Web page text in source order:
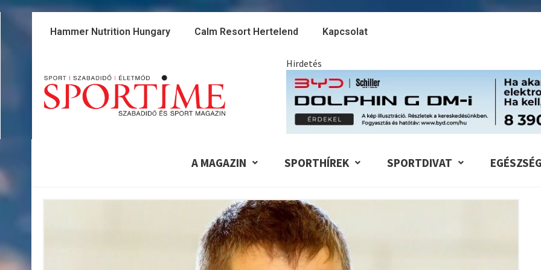
Skip
Hammer Nutrition Hungary Calm Resort Hertelend Kapcsolat
Hirdetés
A MAGAZIN SPORTHÍREK SPORTDIVAT EGÉSZSÉG